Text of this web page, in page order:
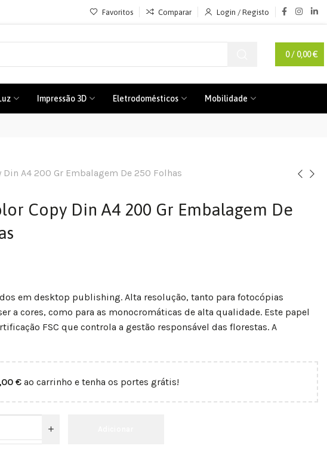
Favoritos Comparar Login / Registo
0/ 0,00€
Impressão 3D Eletrodomésticos Mobilidade
Din A4 200 Gr Embalagem De 250 Folhas
Copy Din A4 200 Gr Embalagem De
em desktop publishing. Alta resolução, tanto para fotocópias
a cores, como para as monocromáticas de alta qualidade. Este papel
FSC que controla a gestão responsável das florestas. A
€ ao carrinho e tenha os portes grátis!